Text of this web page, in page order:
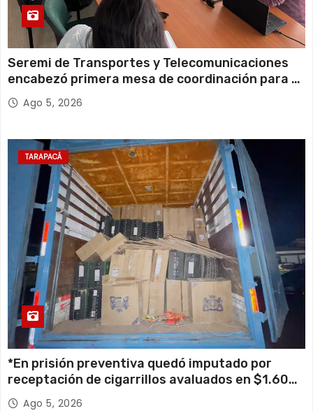
Seremi de Transportes y Telecomunicaciones
encabezó primera mesa de coordinación para el
retiro de cables en desuso en Iquique
Ago 5, 2026
TARAPACÁ
*En prisión preventiva quedó imputado por
receptación de cigarrillos avaluados en $1.600
millones*
Ago 5, 2026